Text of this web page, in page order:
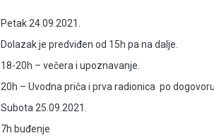
Petak 24.09.2021.
Dolazak je predviđen od 15h pa na dalje.
18-20h – večera i upoznavanje.
20h – Uvodna priča i prva radionica  po
Subota 25.09.2021.
7h buđenje